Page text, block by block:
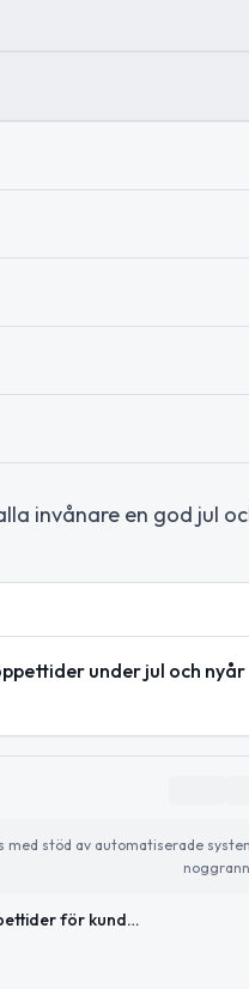
invånare en god jul
under jul och nyår
med stöd av automatiserade
Ändrade öppettider för kundtjänst under jul och nyår i Lycksele